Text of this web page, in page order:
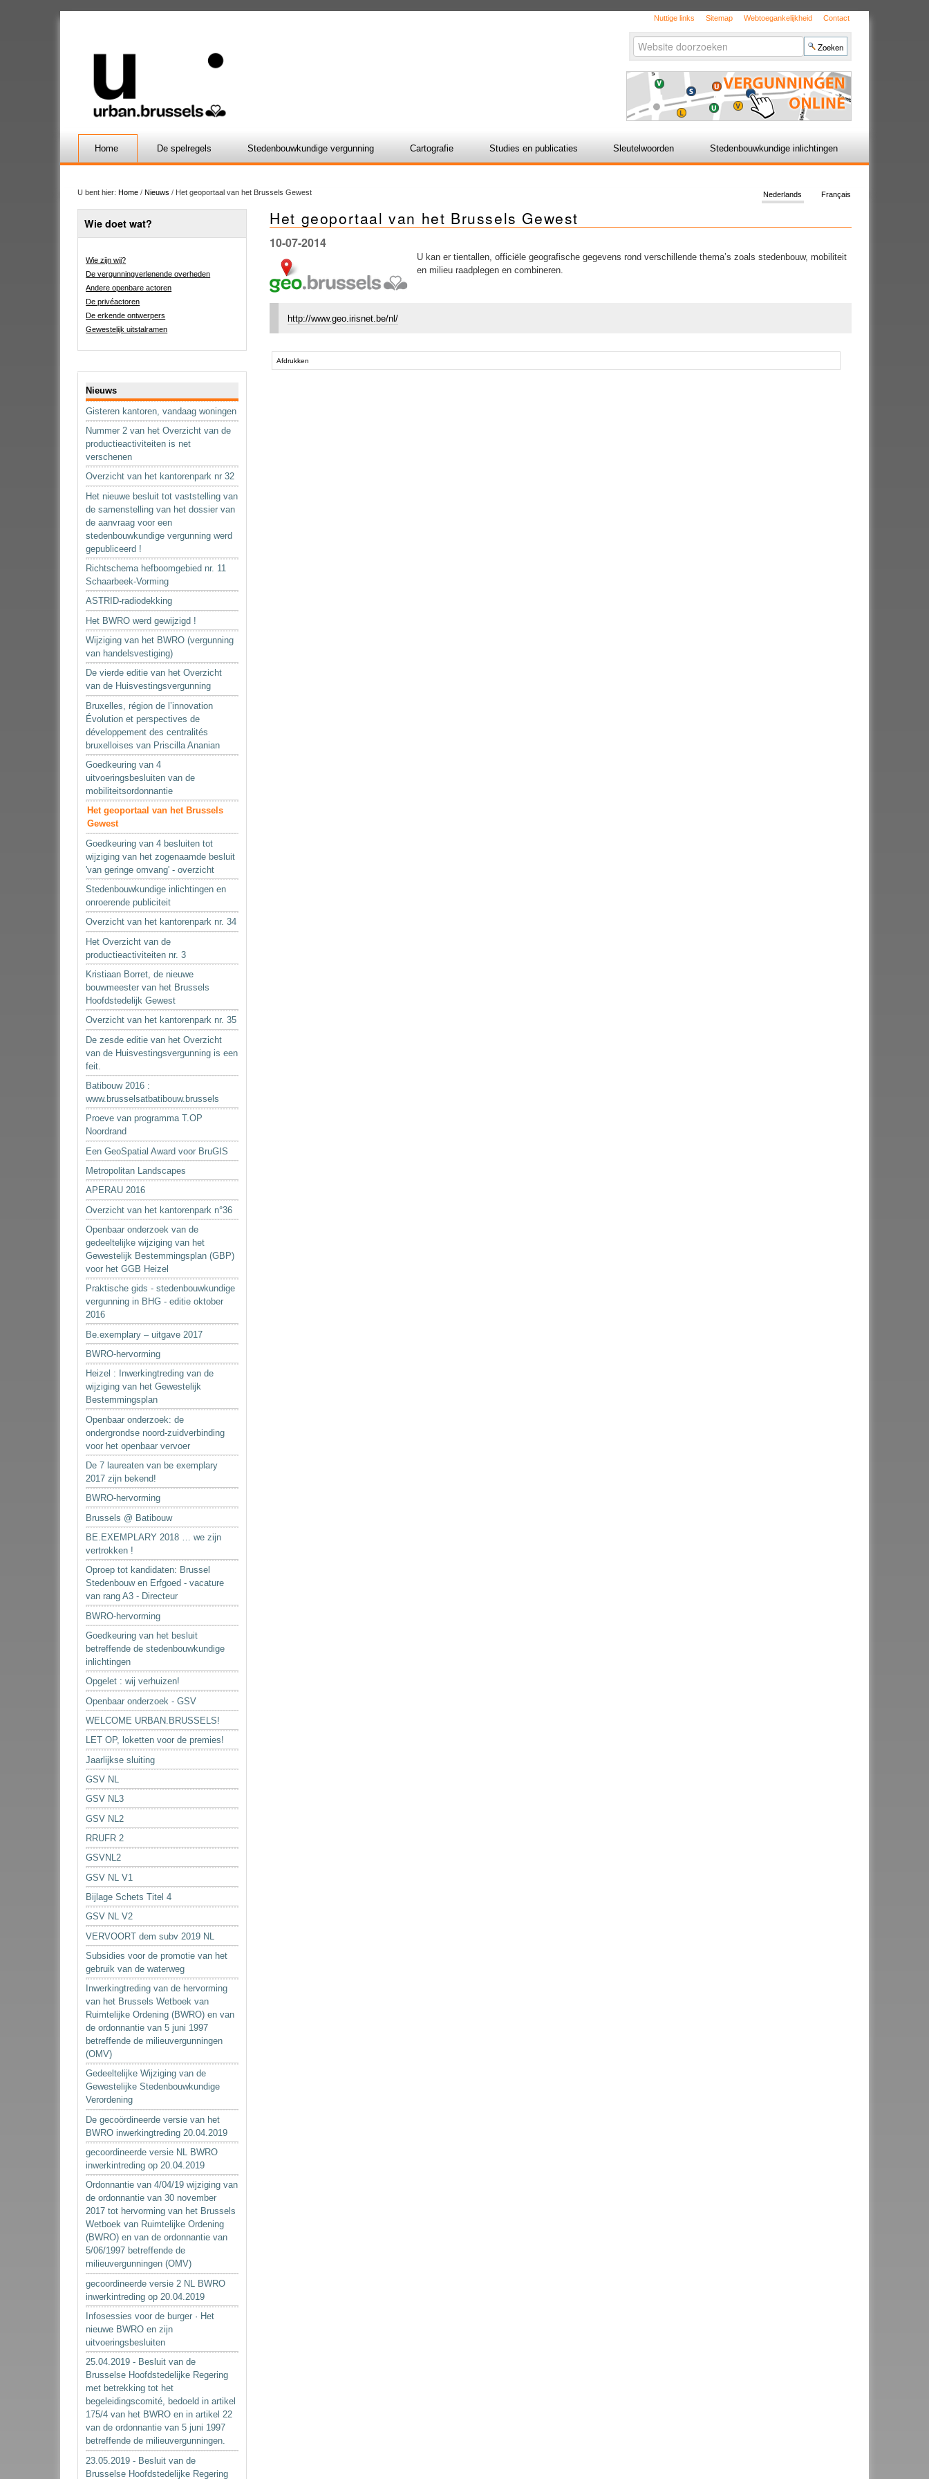
Nuttige links Sitemap Webtoegankelijkheid Contact
Zoek
zoeken...
Home De spelregels Stedenbouwkundige vergunning Cartografie Studies en publicaties Sleutelwoorden Stedenbouwkundige inlichtingen
U bent hier: Home / Nieuws / Het geoportaal van het Brussels Gewest Français
Nederlands
Wie doet wat?
Wie zijn wij?
De vergunningverlenende overheden
Andere openbare actoren
De privéactoren
De erkende ontwerpers
Gewestelijk uitstalramen
Nieuws
Gisteren kantoren, vandaag woningen
Nummer 2 van het Overzicht van de
productieactiviteiten is net
verschenen
Overzicht van het kantorenpark nr 32
Het nieuwe besluit tot vaststelling van
de samenstelling van het dossier van
de aanvraag voor een
stedenbouwkundige vergunning werd
gepubliceerd !
Richtschema hefboomgebied nr. 11
Schaarbeek-Vorming
ASTRID-radiodekking
Het BWRO werd gewijzigd !
Wijziging van het BWRO (vergunning
van handelsvestiging)
De vierde editie van het Overzicht
van de Huisvestingsvergunning
Bruxelles, région de l’innovation
Évolution et perspectives de
développement des centralités
bruxelloises van Priscilla Ananian
Goedkeuring van 4
uitvoeringsbesluiten van de
mobiliteitsordonnantie
Het geoportaal van het Brussels
Gewest
Goedkeuring van 4 besluiten tot
wijziging van het zogenaamde besluit
'van geringe omvang' - overzicht
Stedenbouwkundige inlichtingen en
onroerende publiciteit
Overzicht van het kantorenpark nr. 34
Het Overzicht van de
productieactiviteiten nr. 3
Kristiaan Borret, de nieuwe
bouwmeester van het Brussels
Hoofdstedelijk Gewest
Overzicht van het kantorenpark nr. 35
De zesde editie van het Overzicht
van de Huisvestingsvergunning is een
feit.
Batibouw 2016 :
www.brusselsatbatibouw.brussels
Proeve van programma T.OP
Noordrand
Een GeoSpatial Award voor BruGIS
Metropolitan Landscapes
APERAU 2016
Overzicht van het kantorenpark n°36
Openbaar onderzoek van de
gedeeltelijke wijziging van het
Gewestelijk Bestemmingsplan (GBP)
voor het GGB Heizel
Praktische gids - stedenbouwkundige
vergunning in BHG - editie oktober
2016
Be.exemplary – uitgave 2017
BWRO-hervorming
Heizel : Inwerkingtreding van de
wijziging van het Gewestelijk
Bestemmingsplan
Openbaar onderzoek: de
ondergrondse noord-zuidverbinding
voor het openbaar vervoer
De 7 laureaten van be exemplary
2017 zijn bekend!
BWRO-hervorming
Brussels @ Batibouw
BE.EXEMPLARY 2018 … we zijn
vertrokken !
Oproep tot kandidaten: Brussel
Stedenbouw en Erfgoed - vacature
van rang A3 - Directeur
BWRO-hervorming
Goedkeuring van het besluit
betreffende de stedenbouwkundige
inlichtingen
Opgelet : wij verhuizen!
Openbaar onderzoek - GSV
WELCOME URBAN.BRUSSELS!
LET OP, loketten voor de premies!
Jaarlijkse sluiting
GSV NL
GSV NL3
GSV NL2
RRUFR 2
GSVNL2
GSV NL V1
Bijlage Schets Titel 4
GSV NL V2
VERVOORT dem subv 2019 NL
Subsidies voor de promotie van het
gebruik van de waterweg
Inwerkingtreding van de hervorming
van het Brussels Wetboek van
Ruimtelijke Ordening (BWRO) en van
de ordonnantie van 5 juni 1997
betreffende de milieuvergunningen
(OMV)
Gedeeltelijke Wijziging van de
Gewestelijke Stedenbouwkundige
Verordening
De gecoördineerde versie van het
BWRO inwerkingtreding 20.04.2019
gecoordineerde versie NL BWRO
inwerkintreding op 20.04.2019
Ordonnantie van 4/04/19 wijziging van
de ordonnantie van 30 november
2017 tot hervorming van het Brussels
Wetboek van Ruimtelijke Ordening
(BWRO) en van de ordonnantie van
5/06/1997 betreffende de
milieuvergunningen (OMV)
gecoordineerde versie 2 NL BWRO
inwerkintreding op 20.04.2019
Infosessies voor de burger · Het
nieuwe BWRO en zijn
uitvoeringsbesluiten
25.04.2019 - Besluit van de
Brusselse Hoofdstedelijke Regering
met betrekking tot het
begeleidingscomité, bedoeld in artikel
175/4 van het BWRO en in artikel 22
van de ordonnantie van 5 juni 1997
betreffende de milieuvergunningen.
23.05.2019 - Besluit van de
Brusselse Hoofdstedelijke Regering
Het geoportaal van het Brussels Gewest
10-07-2014
U kan er tientallen, officiële geografische gegevens rond verschillende thema’s zoals stedenbouw, mobiliteit
en milieu raadplegen en combineren.
http://www.geo.irisnet.be/nl/
acties
Afdrukken